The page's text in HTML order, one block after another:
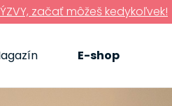
začať môžeš kedykoľvek!
E-shop